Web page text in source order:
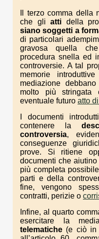
Il terzo comma della
che gliatti della
siano soggetti a
di particolari
gravosa quella
procedura snella ed
controversie. A tal
memorie
mediazione
molto più stringata
eventuale futuro atto
I documenti
contenere la
controversia,
conseguenze
prove. Si ritiene
documenti che
più completa
parti e della
fine, vengono
contratti, perizie o
Infine, al quarto
esercitare la
telematiche (e ciò in